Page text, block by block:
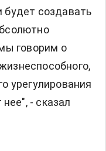
создавать
говорим о
урегулирования
- сказал